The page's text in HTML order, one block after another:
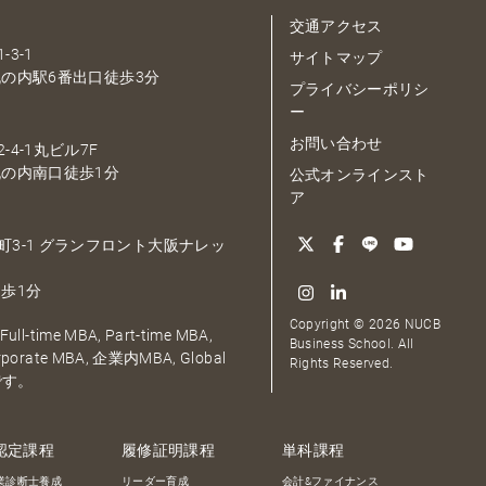
3-1
内駅6番出口徒歩3分
4-1丸ビル7F
内南口徒歩1分
3-1 グランフロント大阪ナレッ
1分
time MBA, Part-time MBA,
MBA, 企業内MBA, Global
。
交通アクセス
サイトマップ
プライバシーポリシ
ー
お問い合わせ
公式オンラインスト
ア
Copyright © 2026 NUCB
Business School. All
Rights Reserved.
定課程
診断士養成
履修証明課程
リーダー育成
単科課程
会計&ファイナンス